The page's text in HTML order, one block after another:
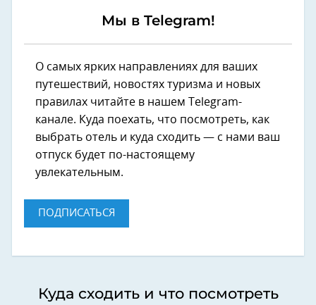
Мы в Telegram!
О самых ярких направлениях для ваших
путешествий, новостях туризма и новых
правилах читайте в нашем Telegram-
канале. Куда поехать, что посмотреть, как
выбрать отель и куда сходить — с нами ваш
отпуск будет по-настоящему
увлекательным.
ПОДПИСАТЬСЯ
Куда сходить и что посмотреть